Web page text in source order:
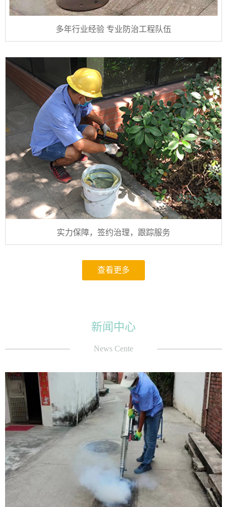
多年行业经验 专业防治工程队伍
实力保障，签约治理，跟踪服务
查看更多
新闻中心
News Cente